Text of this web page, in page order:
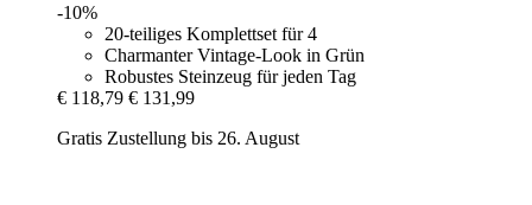
-10%
20-teiliges Komplettset für 4
Charmanter Vintage-Look in Grün
Robustes Steinzeug für jeden Tag
€ 118,79 € 131,99
Gratis Zustellung bis 26. August